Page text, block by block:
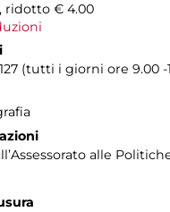
ridotto € 4.00
(tutti i giorni ore 9.00 -
alle